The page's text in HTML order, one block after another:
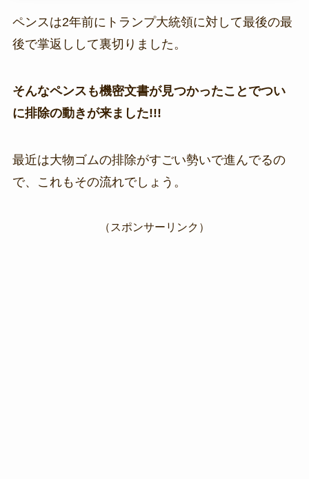
ペンスは2年前にトランプ大統領に対して最後の最
後で掌返しして裏切りました。
そんなペンスも機密文書が見つかったことでつい
に排除の動きが来ました!!!
最近は大物ゴムの排除がすごい勢いで進んでるの
で、これもその流れでしょう。
（スポンサーリンク）